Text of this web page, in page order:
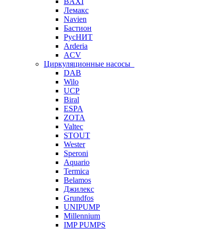
Лемакс
Navien
Бастион
РусНИТ
Arderia
ACV
Циркуляционные насосы
DAB
Wilo
UCP
Biral
ESPA
ZOTA
Valtec
STOUT
Wester
Speroni
Aquario
Termica
Belamos
Джилекс
Grundfos
UNIPUMP
Millennium
IMP PUMPS